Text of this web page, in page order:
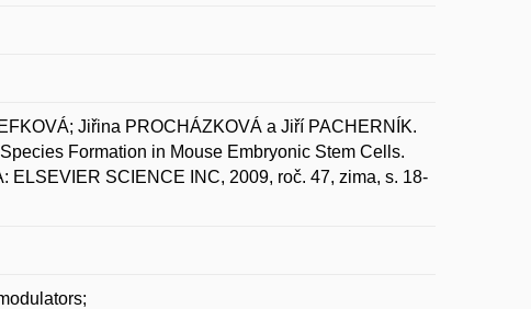
Jiřina PROCHÁZKOVÁ a Jiří PACHERNÍK.
Formation in Mouse Embryonic Stem Cells.
ELSEVIER SCIENCE INC, 2009, roč. 47, zima, s. 18-